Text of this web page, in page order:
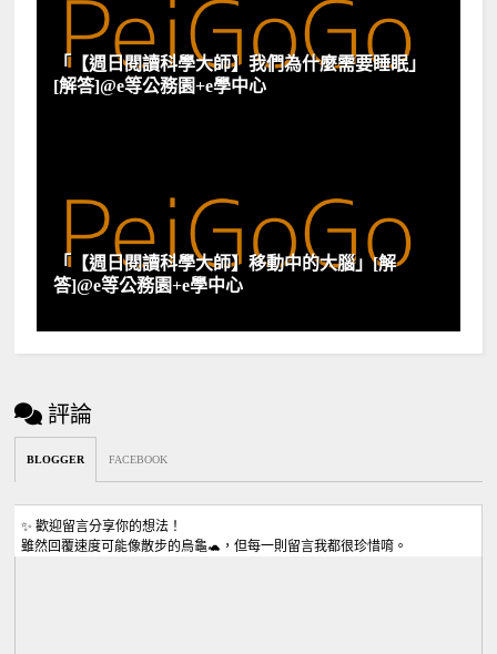
「【週日閱讀科學大師】我們為什麼需要睡眠」
[解答]@e等公務園+e學中心
「【週日閱讀科學大師】移動中的大腦」[解
答]@e等公務園+e學中心
評論
BLOGGER FACEBOOK
✨ 歡迎留言分享你的想法！
雖然回覆速度可能像散步的烏龜🐢，但每一則留言我都很珍惜唷。